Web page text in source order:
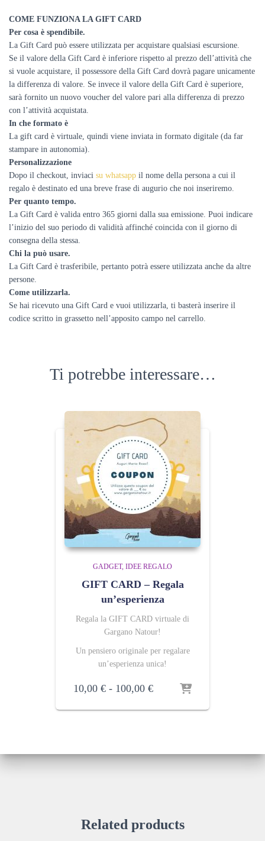
COME FUNZIONA LA GIFT CARD
Per cosa è spendibile.
La Gift Card può essere utilizzata per acquistare qualsiasi escursione.
Se il valore della Gift Card è inferiore rispetto al prezzo dell’attività che
si vuole acquistare, il possessore della Gift Card dovrà pagare unicamente
la differenza di valore. Se invece il valore della Gift Card è superiore,
sarà fornito un nuovo voucher del valore pari alla differenza di prezzo
con l’attività acquistata.
In che formato è
La gift card è virtuale, quindi viene inviata in formato digitale (da far
stampare in autonomia).
Personalizzazione
Dopo il checkout, inviaci su whatsapp il nome della persona a cui il
regalo è destinato ed una breve frase di augurio che noi inseriremo.
Per quanto tempo.
La Gift Card è valida entro 365 giorni dalla sua emissione. Puoi indicare
l’inizio del suo periodo di validità affinché coincida con il giorno di
consegna della stessa.
Chi la può usare.
La Gift Card è trasferibile, pertanto potrà essere utilizzata anche da altre
persone.
Come utilizzarla.
Se hai ricevuto una Gift Card e vuoi utilizzarla, ti basterà inserire il
codice scritto in grassetto nell’apposito campo nel carrello.
Ti potrebbe interessare…
GADGET IDEE REGALO
GIFT CARD – Regala
un’esperienza
Regala la GIFT CARD virtuale di
Gargano Natour!
Un pensiero originale per regalare
un’esperienza unica!
10,00 € - 100,00 €Fascia
prezzo:
100,00 €
Related products